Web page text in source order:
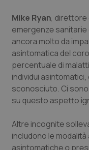
Quotidiano
Quotidiano
Quotidiano
Rene &
Mike Ryan, direttore
emergenze
ancora molto da
asintomatica del
percentuale di
individui
sconosciuto. Ci
su questo aspetto
Altre incognite
includono le
asintomatiche o